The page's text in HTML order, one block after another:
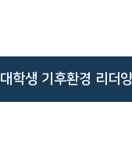
대학생 기후환경 리더